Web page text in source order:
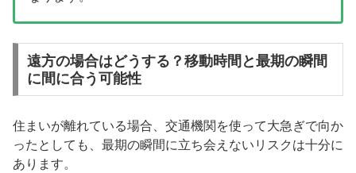
遠方の場合はどうする？移動時間と最期の瞬間
に間に合う可能性
住まいが離れている場合、交通機関を使って大急ぎで向か
ったとしても、最期の瞬間に立ち会えないリスクは十分に
あります。